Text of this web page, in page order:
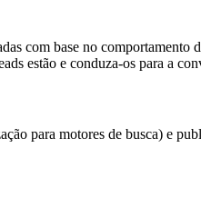
com base no comportamento
estão e conduza-os para a
para motores de busca) e